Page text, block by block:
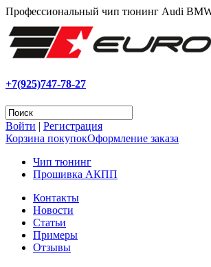
Профессиональный чип тюнинг Audi BMW
+7(925)747-78-27
Войти | Регистрация
Корзина покупокОформление заказа
Чип тюнинг
Прошивка АКПП
Контакты
Новости
Статьи
Примеры
Отзывы